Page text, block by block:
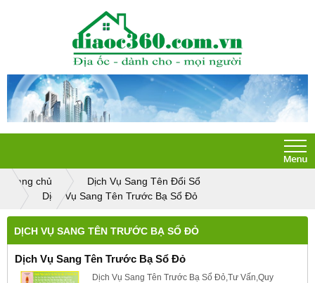
Trang chủ
Dịch Vụ Sang Tên Đổi Sổ
Dịch Vụ Sang Tên Trước Bạ Sổ Đỏ
DỊCH VỤ SANG TÊN TRƯỚC BẠ SỔ ĐỎ
Dịch Vụ Sang Tên Trước Bạ Sổ Đỏ
Dịch Vụ Sang Tên Trước Bạ Sổ Đỏ,Tư Vấn,Quy